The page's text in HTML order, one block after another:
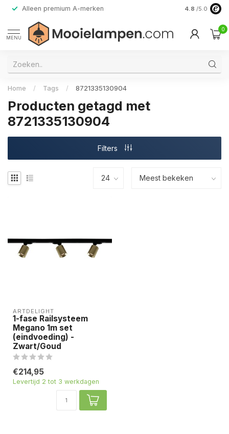
Alleen premium A-merken 4.8 /5.0
MENU
0
Home / Tags / 8721335130904
Producten getagd met
8721335130904
Filters
ARTDELIGHT
1-fase Railsysteem
Megano 1m set
(eindvoeding) -
Zwart/Goud
€214,95
Levertijd 2 tot 3 werkdagen